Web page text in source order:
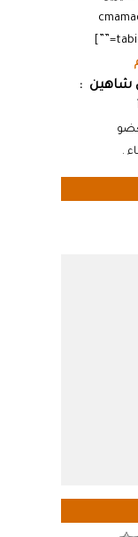
شاهين :
.